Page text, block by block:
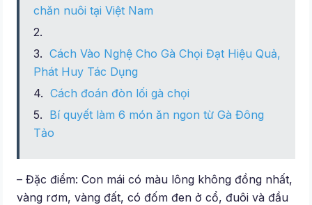
chăn nuôi tại Việt Nam
Cách Vào Nghệ Cho Gà Chọi Đạt Hiệu Quả,
Phát Huy Tác Dụng
Cách đoán đòn lối gà chọi
Bí quyết làm 6 món ăn ngon từ Gà Đông
Tảo
– Đặc điểm: Con mái có màu lông không đồng nhất,
vàng rơm, vàng đất, có đốm đen ở cổ, đuôi và đầu